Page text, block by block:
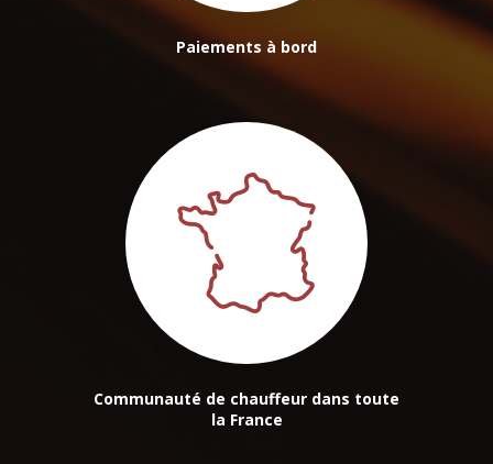
Paiements à bord
Communauté de chauffeur dans toute
la France